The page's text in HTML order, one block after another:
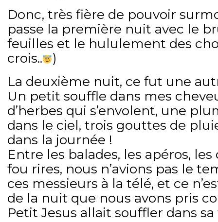
Donc, très fière de pouvoir
passe la première nuit avec le
feuilles et le hululement des
crois..
)
La deuxième nuit, ce fut une
Un petit souffle dans mes
d’herbes qui s’envolent, une
dans le ciel, trois gouttes de
dans la journée !
Entre les balades, les apéros,
fou rires, nous n’avions pas le
ces messieurs à la télé, et ce
de la nuit que nous avons pris
Petit Jesus allait souffler dans